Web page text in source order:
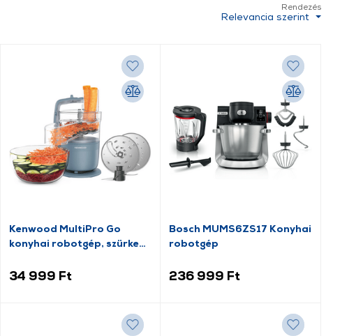
Rendezés
Relevancia szerint
Kenwood MultiPro Go
konyhai robotgép, szürke
34 999 Ft
Bosch MUMS6ZS17 Konyhai
robotgép
236 999 Ft